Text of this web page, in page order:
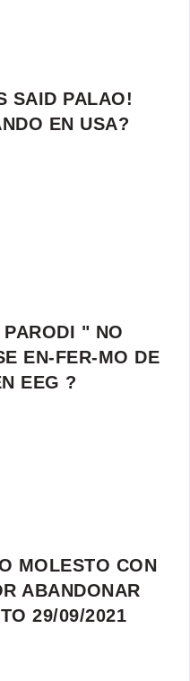
SAID PALAO!
EN USA?
" NO
EN-FER-MO DE
EEG ?
MOLESTO CON
ABANDONAR
29/09/2021